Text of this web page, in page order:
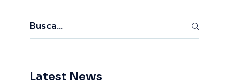
Search
Latest News